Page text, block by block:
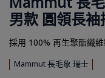
Mammut 長
男款 圓領長
採用 100% 再生聚酯纖
Mammut 長毛象 瑞士